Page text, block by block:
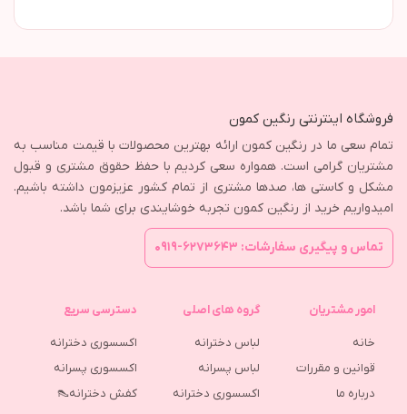
فروشگاه اینترنتی رنگین کمون
تمام سعی ما در رنگین کمون ارائه بهترین محصولات با قیمت مناسب به
مشتریان گرامی است. همواره سعی کردیم با حفظ حقوق مشتری و قبول
مشکل و کاستی ها، صدها مشتری از تمام کشور عزیزمون داشته باشیم.
امیدواریم خرید از رنگین کمون تجربه خوشایندی برای شما باشد.
تماس و پیگیری سفارشات: ۶۲۷۳۶۴۳-۰۹۱۹
امور مشتریان
خانه
قوانین و مقررات
درباره ما
گروه های اصلی
لباس دخترانه
لباس پسرانه
اکسسوری دخترانه
دسترسی سریع
اکسسوری دخترانه
اکسسوری پسرانه
کفش دخترانه👠